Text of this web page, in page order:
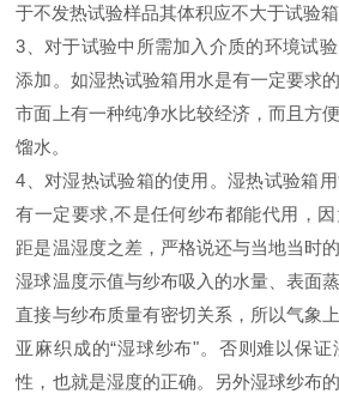
于不发热试验样品其体积应不大于试验
3、 对于试验中所需加入介质的环境试
添加。如湿热试验箱用水是有一定要求
市面上有一种纯净水比较经济，而且方
馏水。
4、 对湿热试验箱的使用。湿热试验箱
有一定要求,不是任何纱布都能代用，
距是温湿度之差，严格说还与当地当时
湿球温度示值与纱布吸入的水量、表面
直接与纱布质量有密切关系，所以气象
亚麻织成的“湿球纱布"。否则难以保
性，也就是湿度的正确。另外湿球纱布